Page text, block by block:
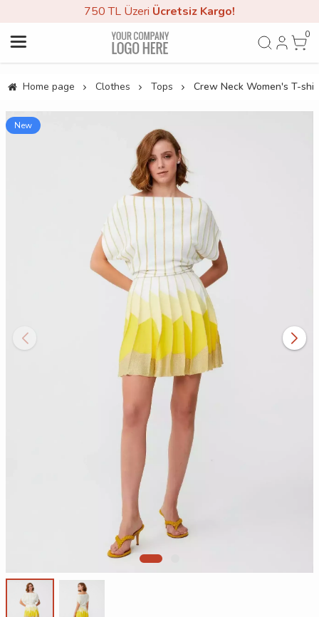
750 TL Üzeri Ücretsiz Kargo!
0
Home page Clothes Tops Crew Neck Women's T-
New